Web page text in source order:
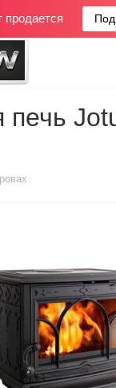
продается
печь